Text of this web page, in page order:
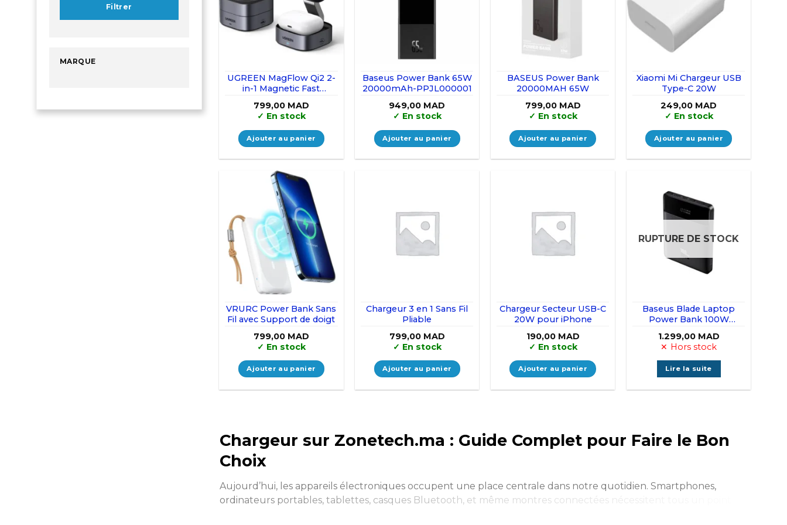
Filtrer
MARQUE
UGREEN MagFlow Qi2 2-
in-1 Magnetic Fast
799,00 MAD
✓ En stock
Ajouter au panier
Baseus Power Bank 65W
20000mAh-PPJL000001
949,00 MAD
✓ En stock
Ajouter au panier
BASEUS Power Bank
20000MAH 65W
799,00 MAD
✓ En stock
Ajouter au panier
Xiaomi Mi Chargeur USB
Type-C 20W
249,00 MAD
✓ En stock
Ajouter au panier
VRURC Power Bank Sans
Fil avec Support de doigt
799,00 MAD
✓ En stock
Ajouter au panier
Chargeur 3 en 1 Sans Fil
Pliable
799,00 MAD
✓ En stock
Ajouter au panier
Chargeur Secteur USB-C
20W pour iPhone
190,00 MAD
✓ En stock
Ajouter au panier
RUPTURE DE STOCK
Baseus Blade Laptop
Power Bank 100W
1.299,00 MAD
Hors stock
Lire la suite
Chargeur sur Zonetech.ma : Guide Complet pour Faire le Bon
Choix
Aujourd’hui, les appareils électroniques occupent une place centrale dans notre quotidien. Smartphones,
ordinateurs portables, tablettes, casques Bluetooth, et même montres connectées nécessitent tous un point